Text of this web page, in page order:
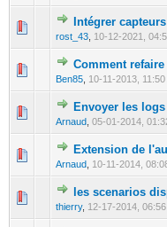
Intégrer
rost_43 10-12-2021,
0 Vote(s) - 0
Comment
Ben85 10-11-2013, 11:50
0 Vote(s) - 0
Envoyer les
Arnaud 05-01-2014,
0 Vote(s) - 0
Extension de
Arnaud 10-11-2014,
0 Vote(s) - 0
les scenarios
thierry, 12-17-2014, 06:56
0 Vote(s) - 0